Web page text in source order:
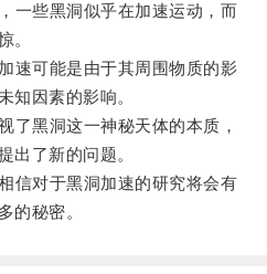
些黑洞似乎在加速运动，而
。
可能是由于其周围物质的影
知因素的影响。
黑洞这一神秘天体的本质，
出了新的问题。
对于黑洞加速的研究将会有
的秘密。